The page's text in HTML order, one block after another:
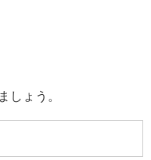
しょう。